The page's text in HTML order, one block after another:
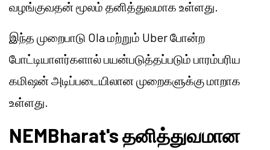
வழங்குவதன் மூலம் தனித்துவமாக உள்ளது.
இந்த முறைபாடு Ola மற்றும் Uber போன்ற
போட்டியாளர்களால் பயன்படுத்தப்படும் பாரம்பரிய
கமிஷன் அடிப்படையிலான முறைகளுக்கு மாறாக
உள்ளது.
NEMBharat's தனித்துவமான